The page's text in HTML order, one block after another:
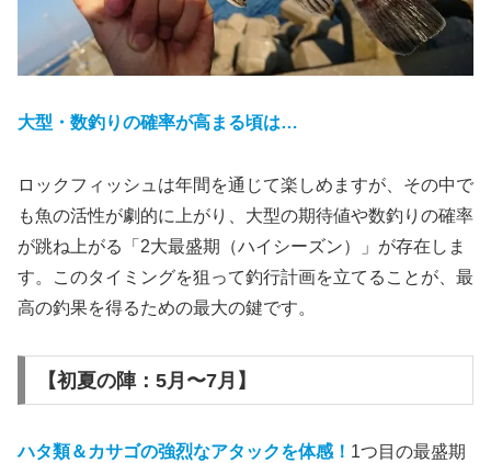
大型・数釣りの確率が高まる頃は…
ロックフィッシュは年間を通じて楽しめますが、その中で
も魚の活性が劇的に上がり、大型の期待値や数釣りの確率
が跳ね上がる「2大最盛期（ハイシーズン）」が存在しま
す。このタイミングを狙って釣行計画を立てることが、最
高の釣果を得るための最大の鍵です。
【初夏の陣：5月〜7月】
ハタ類＆カサゴの強烈なアタックを体感！ 1つ目の最盛期